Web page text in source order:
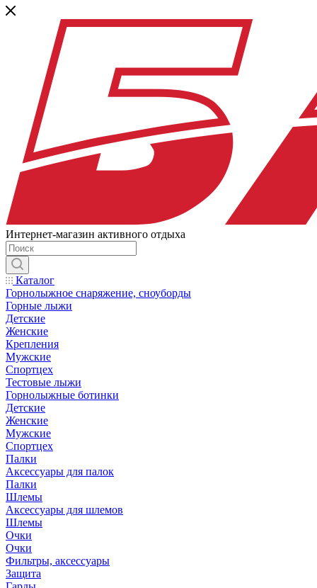
Интернет-магазин активного отдыха
Каталог
Горнолыжное снаряжение, сноуборды
Горные лыжи
Детские
Женские
Крепления
Мужские
Спортцех
Тестовые лыжи
Горнолыжные ботинки
Детские
Женские
Мужские
Спортцех
Палки
Аксессуары для палок
Палки
Шлемы
Аксессуары для шлемов
Шлемы
Очки
Очки
Фильтры, аксессуары
Защита